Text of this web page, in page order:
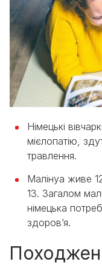
Німецькі
мієлопатію,
травлення.
Малінуа живе
13. Загалом
німецька
здоров’я.